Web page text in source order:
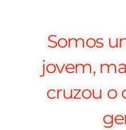
Somos
jovem,
cruzou o